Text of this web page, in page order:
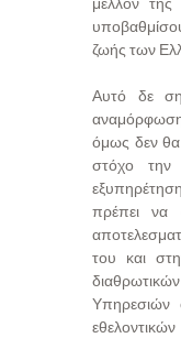
ζωής των
Αυτό δε
όμως δεν
στόχο την
πρέπει να
του και
Υπηρεσιών